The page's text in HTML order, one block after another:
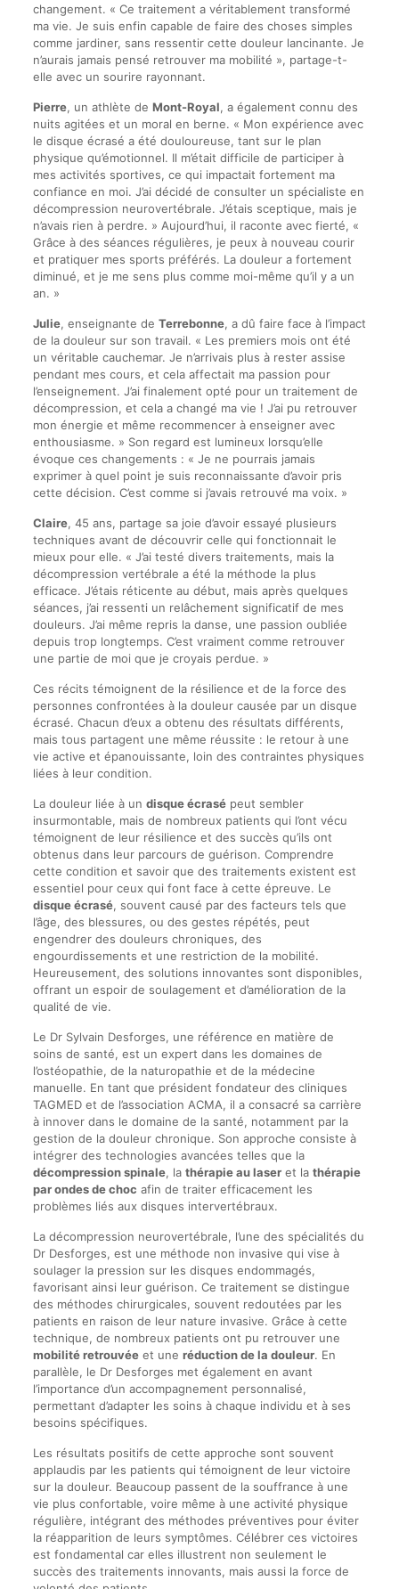
changement. « Ce traitement a véritablement transformé
ma vie. Je suis enfin capable de faire des choses simples
comme jardiner, sans ressentir cette douleur lancinante. Je
n’aurais jamais pensé retrouver ma mobilité », partage-t-
elle avec un sourire rayonnant.
Pierre, un athlète de Mont-Royal, a également connu des
nuits agitées et un moral en berne. « Mon expérience avec
le disque écrasé a été douloureuse, tant sur le plan
physique qu’émotionnel. Il m’était difficile de participer à
mes activités sportives, ce qui impactait fortement ma
confiance en moi. J’ai décidé de consulter un spécialiste en
décompression neurovertébrale. J’étais sceptique, mais je
n’avais rien à perdre. » Aujourd’hui, il raconte avec fierté, «
Grâce à des séances régulières, je peux à nouveau courir
et pratiquer mes sports préférés. La douleur a fortement
diminué, et je me sens plus comme moi-même qu’il y a un
an. »
Julie, enseignante de Terrebonne, a dû faire face à l’impact
de la douleur sur son travail. « Les premiers mois ont été
un véritable cauchemar. Je n’arrivais plus à rester assise
pendant mes cours, et cela affectait ma passion pour
l’enseignement. J’ai finalement opté pour un traitement de
décompression, et cela a changé ma vie ! J’ai pu retrouver
mon énergie et même recommencer à enseigner avec
enthousiasme. » Son regard est lumineux lorsqu’elle
évoque ces changements : « Je ne pourrais jamais
exprimer à quel point je suis reconnaissante d’avoir pris
cette décision. C’est comme si j’avais retrouvé ma voix. »
Claire, 45 ans, partage sa joie d’avoir essayé plusieurs
techniques avant de découvrir celle qui fonctionnait le
mieux pour elle. « J’ai testé divers traitements, mais la
décompression vertébrale a été la méthode la plus
efficace. J’étais réticente au début, mais après quelques
séances, j’ai ressenti un relâchement significatif de mes
douleurs. J’ai même repris la danse, une passion oubliée
depuis trop longtemps. C’est vraiment comme retrouver
une partie de moi que je croyais perdue. »
Ces récits témoignent de la résilience et de la force des
personnes confrontées à la douleur causée par un disque
écrasé. Chacun d’eux a obtenu des résultats différents,
mais tous partagent une même réussite : le retour à une
vie active et épanouissante, loin des contraintes physiques
liées à leur condition.
La douleur liée à un disque écrasépeut sembler
insurmontable, mais de nombreux patients qui l’ont vécu
témoignent de leur résilience et des succès qu’ils ont
obtenus dans leur parcours de guérison. Comprendre
cette condition et savoir que des traitements existent est
essentiel pour ceux qui font face à cette épreuve. Le
disque écrasé, souvent causé par des facteurs tels que
l’âge, des blessures, ou des gestes répétés, peut
engendrer des douleurs chroniques, des
engourdissements et une restriction de la mobilité.
Heureusement, des solutions innovantes sont disponibles,
offrant un espoir de soulagement et d’amélioration de la
qualité de vie.
Le Dr Sylvain Desforges, une référence en matière de
soins de santé, est un expert dans les domaines de
l’ostéopathie, de la naturopathie et de la médecine
manuelle. En tant que président fondateur des cliniques
TAGMED et de l’association ACMA, il a consacré sa carrière
à innover dans le domaine de la santé, notamment par la
gestion de la douleur chronique. Son approche consiste à
intégrer des technologies avancées telles que la
décompression spinale, la thérapie au laseret la thérapie
par ondes de choc afin de traiter efficacement les
problèmes liés aux disques intervertébraux.
La décompression neurovertébrale, l’une des spécialités du
Dr Desforges, est une méthode non invasive qui vise à
soulager la pression sur les disques endommagés,
favorisant ainsi leur guérison. Ce traitement se distingue
des méthodes chirurgicales, souvent redoutées par les
patients en raison de leur nature invasive. Grâce à cette
technique, de nombreux patients ont pu retrouver une
mobilité retrouvéeet une réduction de la douleur. En
parallèle, le Dr Desforges met également en avant
l’importance d’un accompagnement personnalisé,
permettant d’adapter les soins à chaque individu et à ses
besoins spécifiques.
Les résultats positifs de cette approche sont souvent
applaudis par les patients qui témoignent de leur victoire
sur la douleur. Beaucoup passent de la souffrance à une
vie plus confortable, voire même à une activité physique
régulière, intégrant des méthodes préventives pour éviter
la réapparition de leurs symptômes. Célébrer ces victoires
est fondamental car elles illustrent non seulement le
succès des traitements innovants, mais aussi la force de